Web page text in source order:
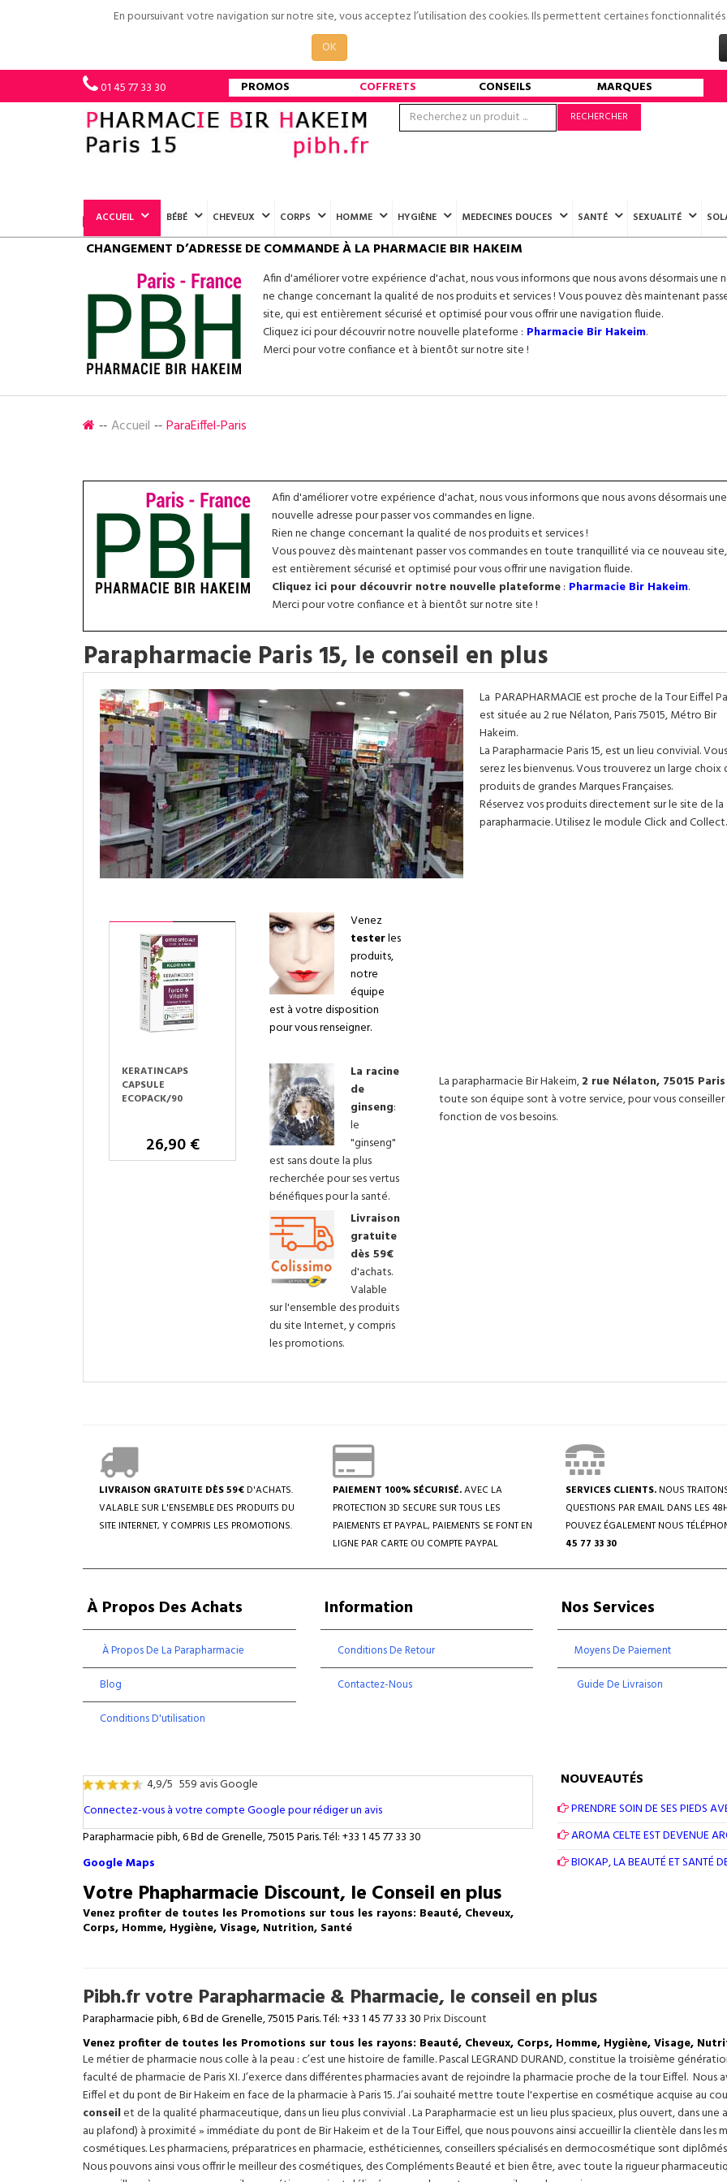
En poursuivant votre navigation sur notre site, vous acceptez l’utilisation des cookies. Ils permettent certaines
OK
01 45 77 33 30 PROMOS COFFRETS CONSEILS MARQUES
RECHERCHER
ACCUEIL BÉBÉ CHEVEUX CORPS HOMME HYGIÈNE MEDECINES DOUCES SANTÉ SEXUALITÉ
CHANGEMENT D’ADRESSE DE COMMANDE À LA PHARMACIE BIR HAKEIM
Afin d'améliorer votre expérience d'achat, nous vous informons que nous avons désormais une
ne change concernant la qualité de nos produits et services ! Vous pouvez dès maintenant
site, qui est entièrement sécurisé et optimisé pour vous offrir une navigation fluide.
Cliquez ici pour découvrir notre nouvelle plateforme : Pharmacie Bir Hakeim.
Merci pour votre confiance et à bientôt sur notre site !
Accueil ParaEiffel-Paris
Afin d'améliorer votre expérience d'achat, nous vous informons que nous avons désormais une
nouvelle adresse pour passer vos commandes en ligne.
Rien ne change concernant la qualité de nos produits et services !
Vous pouvez dès maintenant passer vos commandes en toute tranquillité via ce nouveau
est entièrement sécurisé et optimisé pour vous offrir une navigation fluide.
Cliquez ici pour découvrir notre nouvelle plateforme: Pharmacie Bir Hakeim.
Merci pour votre confiance et à bientôt sur notre site !
Parapharmacie Paris 15, le conseil en plus
La PARAPHARMACIEest proche de la Tour Eiffel
est située au 2 rue Nélaton, Paris 75015, Métro Bir
Hakeim.
La Parapharmacie Paris 15, est un lieu convivial. Vous
serez les bienvenus. Vous trouverez un large choix
produits de grandes Marques Françaises.
Réservez vos produits directement sur le site de la
parapharmacie. Utilisez le module Click and Collect.
KERATINCAPS
CAPSULE
ECOPACK/90
26,90 €
KLORANE
CAPILLAIRE SERUM
CROISSANCE
QUININE FLACON
APPLICATION DE
100ML
35,90 €
A SUCER BOÎTE DE
24
DENTIFRICE
FORTE TUBE DE
Venez
testerles
produits,
notre
équipe
est à votre disposition
pour vous renseigner.
La racine
de
ginseng:
le
"ginseng"
est sans doute la plus
recherchée pour ses vertus
bénéfiques pour la santé.
Livraison
gratuite
dès 59€
d'achats.
Valable
sur l'ensemble des produits
du site Internet, y compris
les promotions.
La parapharmacie Bir Hakeim,2 rue Nélaton, 75015 Paris
toute son équipe sont à votre service, pour vous conseiller
fonction de vos besoins.
LIVRAISON GRATUITE DÈS 59€ D'ACHATS.
VALABLE SUR L'ENSEMBLE DES PRODUITS DU
SITE INTERNET, Y COMPRIS LES PROMOTIONS.
PAIEMENT 100% SÉCURISÉ.AVEC LA
PROTECTION 3D SECURE SUR TOUS LES
PAIEMENTS ET PAYPAL, PAIEMENTS SE FONT EN
LIGNE PAR CARTE OU COMPTE PAYPAL
SERVICES CLIENTS. NOUS
QUESTIONS PAR EMAIL DANS LES
POUVEZ ÉGALEMENT NOUS
45 77 33 30
À Propos Des Achats
À Propos De La Parapharmacie
Blog
Conditions D'utilisation
Information
Conditions De Retour
Contactez-Nous
Nos Services
Moyens De Paiement
Guide De Livraison
4,9/5 559 avis Google
Connectez-vous à votre compte Google pour rédiger un avis
Parapharmacie pibh, 6 Bd de Grenelle, 75015 Paris. Tél: +33 1 45 77 33 30
Google Maps
Votre Phapharmacie Discount, le Conseil en plus
Venez profiter de toutes les Promotions sur tous les rayons: Beauté, Cheveux,
Corps, Homme, Hygiène, Visage, Nutrition, Santé
NOUVEAUTÉS
PRENDRE SOIN DE SES PIEDS
AROMA CELTE EST DEVENUE
BIOKAP, LA BEAUTÉ ET SANTÉ
Pibh.fr votre Parapharmacie & Pharmacie, le conseil en plus
Parapharmacie pibh, 6 Bd de Grenelle, 75015 Paris. Tél: +33 1 45 77 33 30Prix Discount
Venez profiter de toutes les Promotions sur tous les rayons: Beauté, Cheveux, Corps, Homme, Hygiène, Visage,
Le métier de pharmacie nous colle à la peau : c’est une histoire de famille. Pascal LEGRAND DURAND, constitue la troisième
faculté de pharmacie de Paris XI. J’exerce dans différentes pharmacies avant de rejoindre la pharmacie proche de la tour Eiffel. Nous
Eiffelet du pont de Bir Hakeim en face de la pharmacie à Paris 15. J’ai souhaité mettre toute l'expertise en cosmétique acquise au
conseilet de la qualité pharmaceutique, dans un lieu plus convivial . La Parapharmacie est un lieu plus spacieux, plus ouvert, dans une
au plafond) à proximité » immédiate du pont de Bir Hakeim et de la Tour Eiffel, que nous pouvons ainsi accueillir la clientèle dans
cosmétiques. Les pharmaciens, préparatrices en pharmacie, esthéticiennes, conseillers spécialisés en dermocosmétique sont
Nous pouvons ainsi vous offrir le meilleur des cosmétiques, des Compléments Beauté et bien être, avec toute la rigueur